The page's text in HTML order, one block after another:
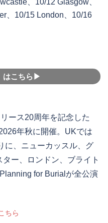
、10/15 London、10/16
はこちら▶︎
ース20周年を記念した
年秋に開催。UKでは
に、ニューカッスル、グ
ー、ロンドン、ブライト
for Burialが全公演
ちら